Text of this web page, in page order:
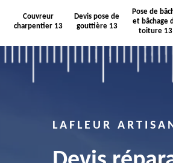
Couvreur
charpentier 13
Devis pose de
gouttière 13
Pose de
et bâchage
toiture 13
LAFLEUR